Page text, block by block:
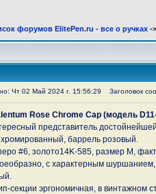
форумов ElitePen.ru - все о ручках -
Чт 02 Май 2024 г. 15:56:29 Заголовок
Rose Chrome Cap (модель
представитель
хромированный, баррель розовый.
#6, золото14K-585, размер M,
с характерным
секции эргономичная, в винтажном